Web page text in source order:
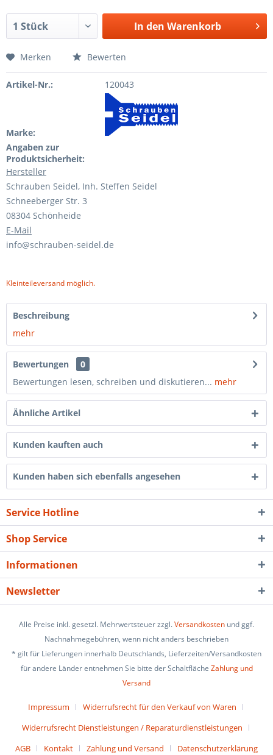
In den Warenkorb
Merken Bewerten
Artikel-Nr.: 120043
Marke:
Angaben zur
Produktsicherheit:
Hersteller
Schrauben Seidel, Inh. Steffen Seidel
Schneeberger Str. 3
08304 Schönheide
E-Mail
info@schrauben-seidel.de
Kleinteileversand möglich.
Beschreibung
mehr
Bewertungen
0
Bewertungen lesen, schreiben und diskutieren... mehr
Ähnliche Artikel
Kunden kauften auch
Kunden haben sich ebenfalls angesehen
Service Hotline
Shop Service
Informationen
Newsletter
Alle Preise inkl. gesetzl. Mehrwertsteuer zzgl.Versandkosten und ggf.
Nachnahmegebühren, wenn nicht anders beschrieben
* gilt für Lieferungen innerhalb Deutschlands, Lieferzeiten/Versandkosten
für andere Länder entnehmen Sie bitte der Schaltfläche Zahlung und
Versand
Impressum
Widerrufsrecht für den Verkauf von Waren
Widerrufsrecht Dienstleistungen / Reparaturdienstleistungen
AGB
Kontakt Zahlung und Versand Datenschutzerklärung